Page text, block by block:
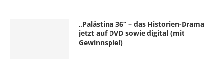
„Palästina 36“ – das Historien-Drama
jetzt auf DVD sowie digital (mit
Gewinnspiel)